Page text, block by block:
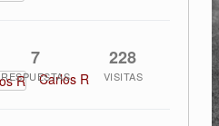
Carlos R
7
RESPUESTAS
228
VISITAS